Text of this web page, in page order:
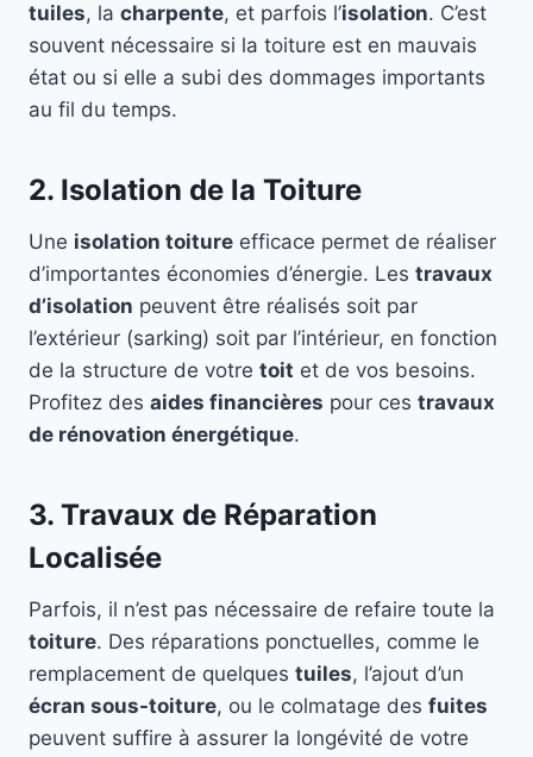
tuiles, la charpente, et parfois l’isolation. C’est
souvent nécessaire si la toiture est en mauvais
état ou si elle a subi des dommages importants
au fil du temps.
2. Isolation de la Toiture
Une isolation toiture efficace permet de réaliser
d’importantes économies d’énergie. Les travaux
d’isolation peuvent être réalisés soit par
l’extérieur (sarking) soit par l’intérieur, en fonction
de la structure de votre toit et de vos besoins.
Profitez des aides financières pour ces travaux
de rénovation énergétique.
3. Travaux de Réparation
Localisée
Parfois, il n’est pas nécessaire de refaire toute la
toiture. Des réparations ponctuelles, comme le
remplacement de quelques tuiles, l’ajout d’un
écran sous-toiture, ou le colmatage des fuites
peuvent suffire à assurer la longévité de votre